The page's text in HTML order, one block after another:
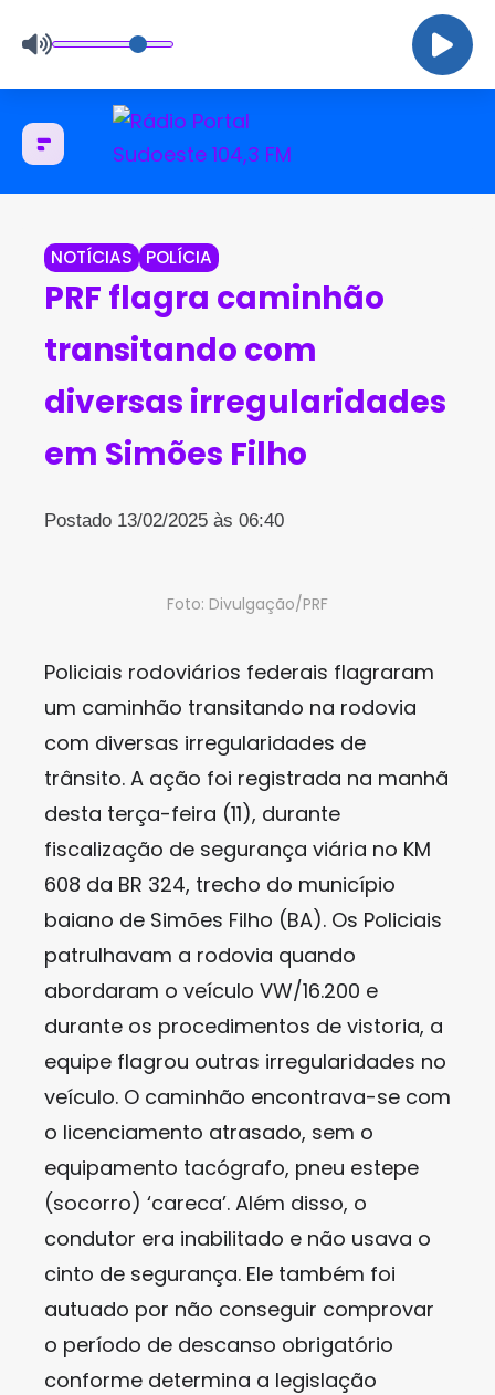
NOTÍCIAS POLÍCIA
PRF flagra caminhão
transitando com
diversas irregularidades
em Simões Filho
Postado 13/02/2025 às 06:40
Foto: Divulgação/PRF
Policiais rodoviários federais flagraram
um caminhão transitando na rodovia
com diversas irregularidades de
trânsito. A ação foi registrada na manhã
desta terça-feira (11), durante
fiscalização de segurança viária no KM
608 da BR 324, trecho do município
baiano de Simões Filho (BA). Os Policiais
patrulhavam a rodovia quando
abordaram o veículo VW/16.200 e
durante os procedimentos de vistoria, a
equipe flagrou outras irregularidades no
veículo. O caminhão encontrava-se com
o licenciamento atrasado, sem o
equipamento tacógrafo, pneu estepe
(socorro) ‘careca’. Além disso, o
condutor era inabilitado e não usava o
cinto de segurança. Ele também foi
autuado por não conseguir comprovar
o período de descanso obrigatório
conforme determina a legislação